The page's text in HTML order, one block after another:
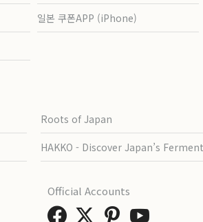
일본 쿠폰APP (iPhone)
Roots of Japan
HAKKO - Discover Japan’s
Official Accounts